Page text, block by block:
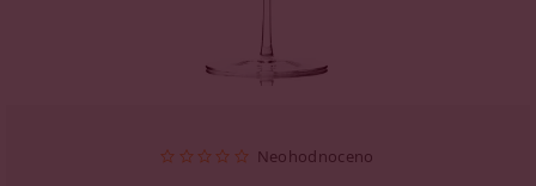
Neohodnoceno